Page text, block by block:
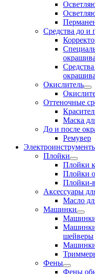
Средства до и
Окислитель
Оттеночные
Маска
До и после
Ремувер
Плойки
Плойки
Плойки
Плойки-
Аксессуары
Масло
Машинки
Машинки
Машинки
шейверы
Фены
Фены